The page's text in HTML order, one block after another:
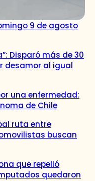
9 de agosto
Disparó más de 30
desamor al igual
una enfermedad:
de Chile
ruta entre
buscan
que repelió
quedaron